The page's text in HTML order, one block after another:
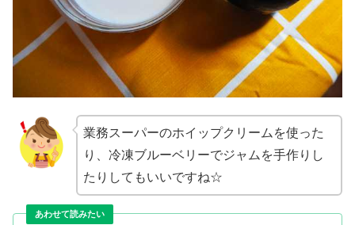
業務スーパーのホイップクリームを使った
り、冷凍ブルーベリーでジャムを手作りし
たりしてもいいですね☆